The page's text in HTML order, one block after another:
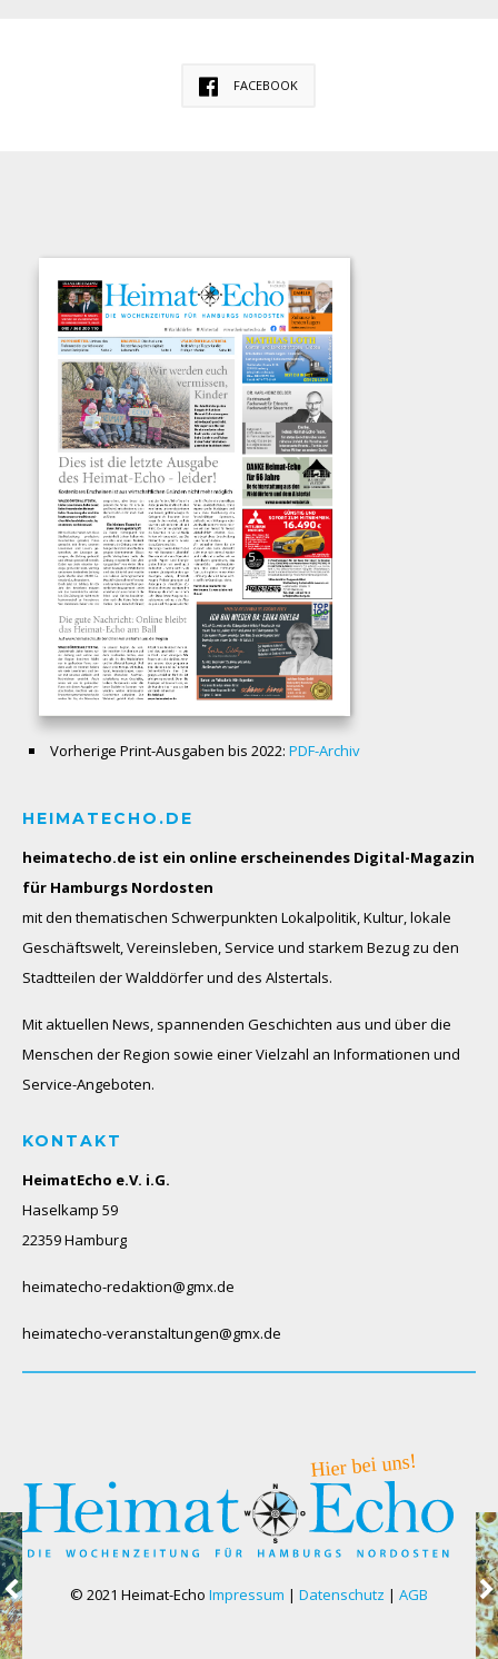
FACEBOOK
Vorherige Print-Ausgaben bis 2022: PDF-Archiv
HEIMATECHO.DE
heimatecho.de ist ein online erscheinendes Digital-Magazin
für Hamburgs Nordosten
mit den thematischen Schwerpunkten Lokalpolitik, Kultur, lokale
Geschäftswelt, Vereinsleben, Service und starkem Bezug zu den
Stadtteilen der Walddörfer und des Alstertals.
Mit aktuellen News, spannenden Geschichten aus und über die
Menschen der Region sowie einer Vielzahl an Informationen und
Service-Angeboten.
KONTAKT
HeimatEcho e.V. i.G.
Haselkamp 59
22359 Hamburg
heimatecho-redaktion@gmx.de
heimatecho-veranstaltungen@gmx.de
© 2021 Heimat-Echo Impressum | Datenschutz | AGB